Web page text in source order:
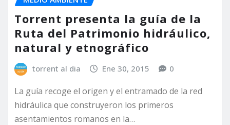
Torrent presenta la guía de la
Ruta del Patrimonio hidráulico,
natural y etnográfico
torrent al dia Ene 30, 2015 0
La guía recoge el origen y el entramado de la red
hidráulica que construyeron los primeros
asentamientos romanos en la…